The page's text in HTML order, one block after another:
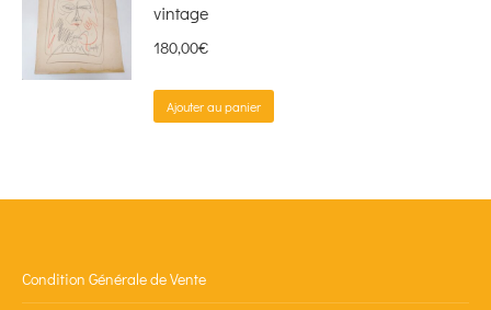
vintage
180,00€
Ajouter au panier
Condition Générale de Vente